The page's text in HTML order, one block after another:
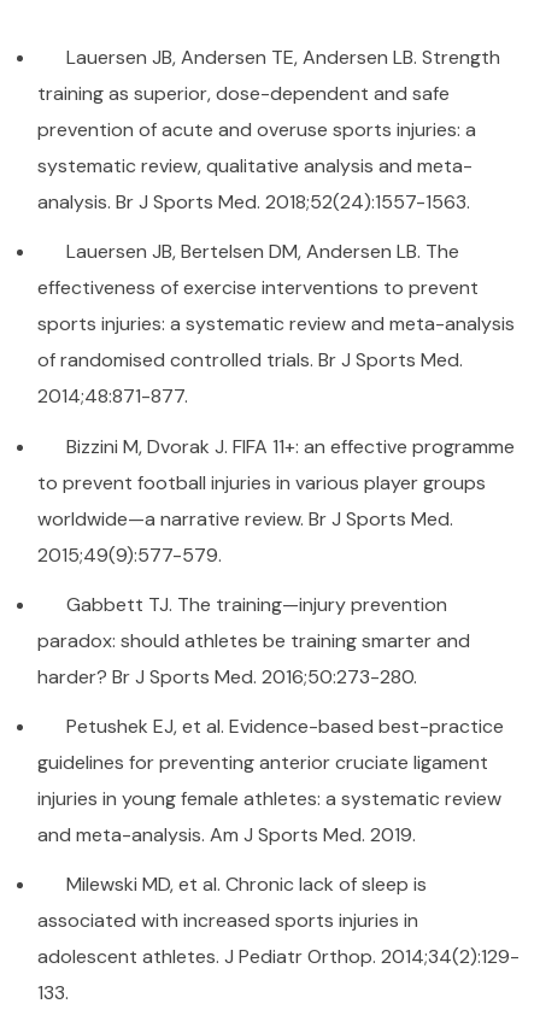
Lauersen JB, Andersen TE, Andersen LB. Strength
training as superior, dose-dependent and safe
prevention of acute and overuse sports injuries: a
systematic review, qualitative analysis and meta-
analysis. Br J Sports Med. 2018;52(24):1557-1563.
Lauersen JB, Bertelsen DM, Andersen LB. The
effectiveness of exercise interventions to prevent
sports injuries: a systematic review and meta-analysis
of randomised controlled trials. Br J Sports Med.
2014;48:871-877.
Bizzini M, Dvorak J. FIFA 11+: an effective programme
to prevent football injuries in various player groups
worldwide—a narrative review. Br J Sports Med.
2015;49(9):577-579.
Gabbett TJ. The training—injury prevention
paradox: should athletes be training smarter and
harder? Br J Sports Med. 2016;50:273-280.
Petushek EJ, et al. Evidence-based best-practice
guidelines for preventing anterior cruciate ligament
injuries in young female athletes: a systematic review
and meta-analysis. Am J Sports Med. 2019.
Milewski MD, et al. Chronic lack of sleep is
associated with increased sports injuries in
adolescent athletes. J Pediatr Orthop. 2014;34(2):129-
133.